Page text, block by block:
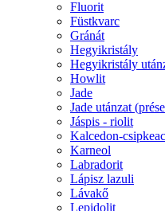
Fluorit
Füstkvarc
Gránát
Hegyikristály
Hegyikristály
Howlit
Jade
Jade utánzat
Jáspis - riolit
Kalcedon-
Karneol
Labradorit
Lápisz lazuli
Lávakő
Lepidolit